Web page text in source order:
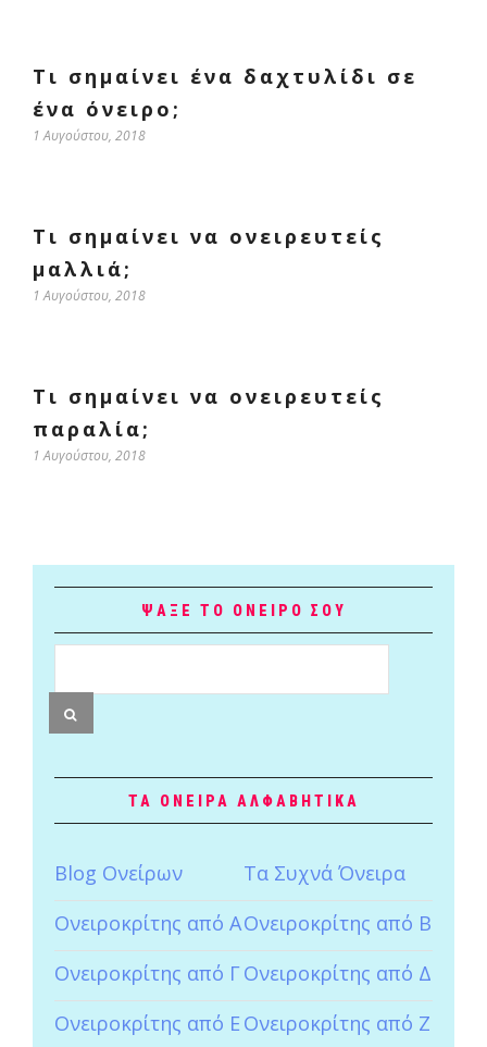
Τι σημαίνει ένα δαχτυλίδι σε
ένα όνειρο;
1 Αυγούστου, 2018
Τι σημαίνει να ονειρευτείς
μαλλιά;
1 Αυγούστου, 2018
Τι σημαίνει να ονειρευτείς
παραλία;
1 Αυγούστου, 2018
ΨΑΞΕ ΤΟ ΟΝΕΙΡΟ ΣΟΥ
ΤΑ ΟΝΕΙΡΑ ΑΛΦΑΒΗΤΙΚΑ
Blog Ονείρων
Tα Συχνά Όνειρα
Ονειροκρίτης από ΑΟνειροκρίτης από Β
Ονειροκρίτης από ΓΟνειροκρίτης από Δ
Ονειροκρίτης από Ε Ονειροκρίτης από Ζ